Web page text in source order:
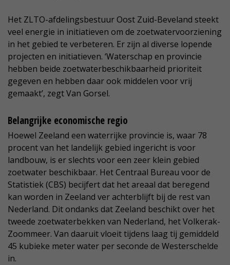
Het ZLTO-afdelingsbestuur Oost Zuid-Beveland steekt
veel energie in initiatieven om de zoetwatervoorziening
in het gebied te verbeteren. Er zijn al diverse lopende
projecten en initiatieven. ‘Waterschap en provincie
hebben beide zoetwaterbeschikbaarheid prioriteit
gegeven en hebben daar ook middelen voor vrij
gemaakt’, zegt Van Gorsel.
Belangrijke economische regio
Hoewel Zeeland een waterrijke provincie is, waar 78
procent van het landelijk gebied ingericht is voor
landbouw, is er slechts voor een zeer klein gebied
zoetwater beschikbaar. Het Centraal Bureau voor de
Statistiek (CBS) becijfert dat het areaal dat beregend
kan worden in Zeeland ver achterblijft bij de rest van
Nederland. Dit ondanks dat Zeeland beschikt over het
tweede zoetwaterbekken van Nederland, het Volkerak-
Zoommeer. Van daaruit vloeit tijdens laag tij gemiddeld
45 kubieke meter water per seconde de Westerschelde
in.